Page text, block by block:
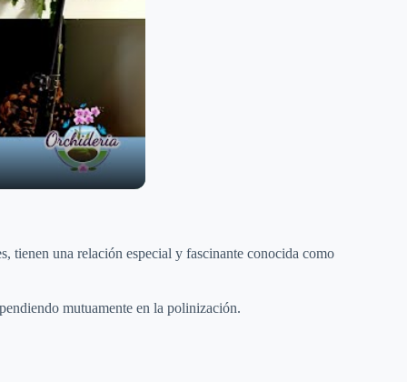
tienen una relación especial y fascinante conocida como
mutuamente en la polinización.